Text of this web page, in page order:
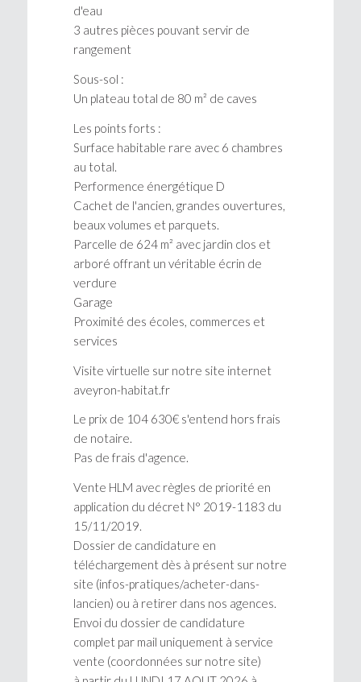
d'eau
3 autres pièces pouvant servir de
rangement
Sous-sol :
Un plateau total de 80 m² de caves
Les points forts :
Surface habitable rare avec 6 chambres
au total.
Performence énergétique D
Cachet de l'ancien, grandes ouvertures,
beaux volumes et parquets.
Parcelle de 624 m² avec jardin clos et
arboré offrant un véritable écrin de
verdure
Garage
Proximité des écoles, commerces et
services
Visite virtuelle sur notre site internet
aveyron-habitat.fr
Le prix de 104 630€ s'entend hors frais
de notaire.
Pas de frais d'agence.
Vente HLM avec règles de priorité en
application du décret N° 2019-1183 du
15/11/2019.
Dossier de candidature en
téléchargement dès à présent sur notre
site (infos-pratiques/acheter-dans-
lancien) ou à retirer dans nos agences.
Envoi du dossier de candidature
complet par mail uniquement à service
vente (coordonnées sur notre site)